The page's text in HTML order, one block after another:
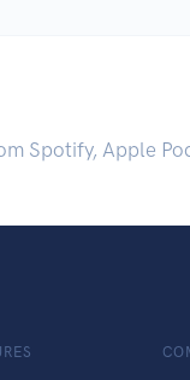
Spotify, Apple